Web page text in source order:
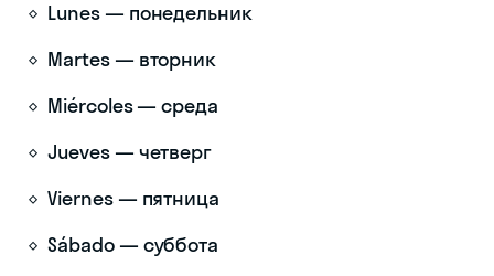
Lunes — понедельник
Martes — вторник
Miércoles — среда
Jueves — четверг
Viernes — пятница
Sábado — суббота